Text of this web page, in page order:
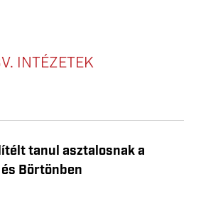
INTÉZETEK
tanul asztalosnak a
Börtönben